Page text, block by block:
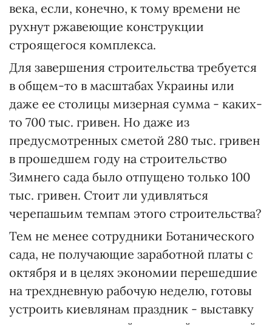
века, если, конечно, к тому времени не
рухнут ржавеющие конструкции
строящегося комплекса.
Для завершения строительства требуется
в общем-то в масштабах Украины или
даже ее столицы мизерная сумма - каких-
то 700 тыс. гривен. Но даже из
предусмотренных сметой 280 тыс. гривен
в прошедшем году на строительство
Зимнего сада было отпущено только 100
тыс. гривен. Стоит ли удивляться
черепашьим темпам этого строительства?
Тем не менее сотрудники Ботанического
сада, не получающие заработной платы с
октября и в целях экономии перешедшие
на трехдневную рабочую неделю, готовы
устроить киевлянам праздник - выставку